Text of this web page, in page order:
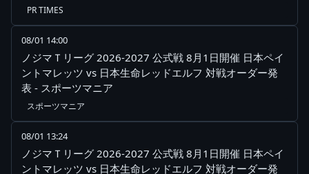
PR TIMES
08/01 14:00
ノジマＴリーグ 2026-2027 公式戦 8月1日開催 日本ペイ
ントマレッツ vs 日本生命レッドエルフ 対戦オーダー発
表 - スポーツマニア
スポーツマニア
08/01 13:24
ノジマＴリーグ 2026-2027 公式戦 8月1日開催 日本ペイ
ントマレッツ vs 日本生命レッドエルフ 対戦オーダー発